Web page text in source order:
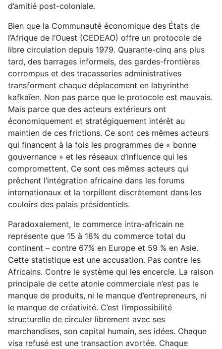
d’amitié post-coloniale.
Bien que la Communauté économique des États de
l’Afrique de l’Ouest (CEDEAO) offre un protocole de
libre circulation depuis 1979. Quarante-cinq ans plus
tard, des barrages informels, des gardes-frontières
corrompus et des tracasseries administratives
transforment chaque déplacement en labyrinthe
kafkaïen. Non pas parce que le protocole est mauvais.
Mais parce que des acteurs extérieurs ont
économiquement et stratégiquement intérêt au
maintien de ces frictions. Ce sont ces mêmes acteurs
qui financent à la fois les programmes de « bonne
gouvernance » et les réseaux d’influence qui les
compromettent. Ce sont ces mêmes acteurs qui
prêchent l’intégration africaine dans les forums
internationaux et la torpillent discrètement dans les
couloirs des palais présidentiels.
Paradoxalement, le commerce intra-africain ne
représente que 15 à 18% du commerce total du
continent – contre 67% en Europe et 59 % en Asie.
Cette statistique est une accusation. Pas contre les
Africains. Contre le système qui les encercle. La raison
principale de cette atonie commerciale n’est pas le
manque de produits, ni le manque d’entrepreneurs, ni
le manque de créativité. C’est l’impossibilité
structurelle de circuler librement avec ses
marchandises, son capital humain, ses idées. Chaque
visa refusé est une transaction avortée. Chaque